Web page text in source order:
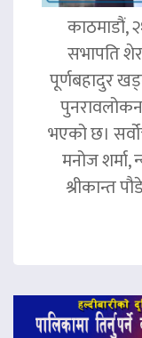
काठमाडौं,
सभापति
पूर्णबहादुर
भएको छ।
मनोज शर्मा,
श्रीकान्त